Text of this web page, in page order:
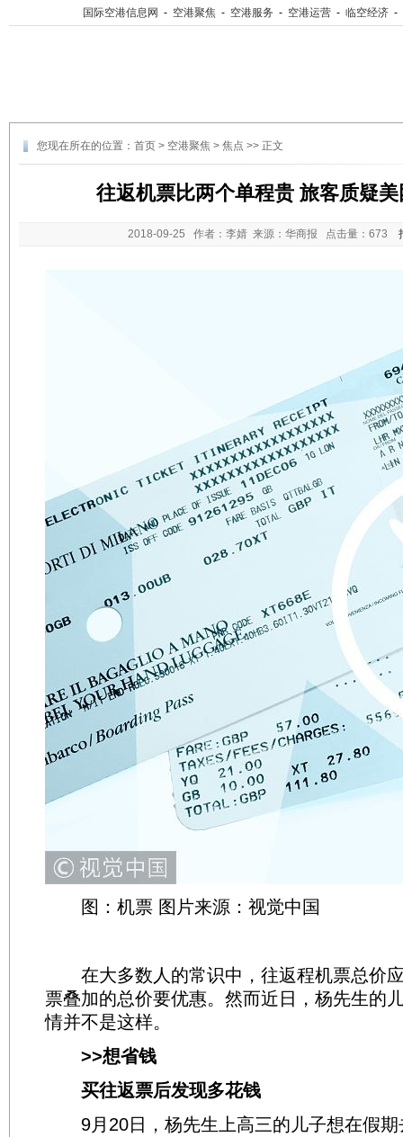
国际空港信息网 - 空港聚焦 - 空港服务 - 空港运营 - 临空经济 -
您现在所在的位置： 首页 > 空港聚焦 > 焦点 >> 正文
往返机票比两个单程贵 旅客质疑
2018-09-25 作者：李婧 来源：华商报 点击量： 673
图：机票 图片来源：视觉中国
在大多数人的常识中，往返程机票总价
票叠加的总价要优惠。然而近日，杨先生的
情并不是这样。
>>想省钱
买往返票后发现多花钱
9月20日，杨先生上高三的儿子想在假期